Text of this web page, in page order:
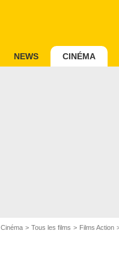
NEWS CINÉMA
Cinéma Tous les films Films Action